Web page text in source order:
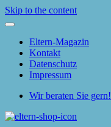
Skip to the content
Eltern-Magazin
Kontakt
Datenschutz
Impressum
Wir beraten Sie gern!